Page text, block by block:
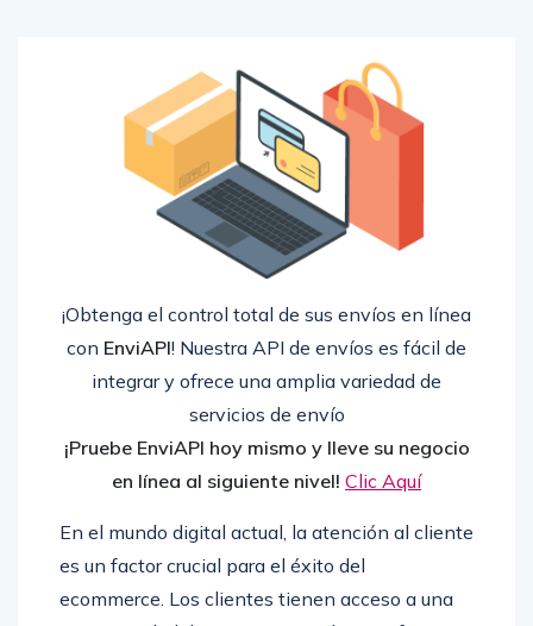
¡Obtenga el control total de sus envíos en línea
con EnviAPI! Nuestra API de envíos es fácil de
integrar y ofrece una amplia variedad de
servicios de envío
¡Pruebe EnviAPI hoy mismo y lleve su negocio
en línea al siguiente nivel! Clic Aquí
En el mundo digital actual, la atención al cliente
es un factor crucial para el éxito del
ecommerce. Los clientes tienen acceso a una